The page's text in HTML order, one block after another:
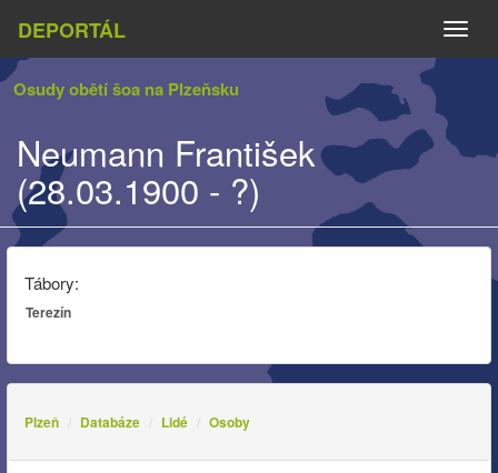
DEPORTÁL
Osudy obětí šoa na Plzeňsku
Neumann František
(28.03.1900 - ?)
Tábory:
Terezín
Plzeň Databáze Lidé Osoby